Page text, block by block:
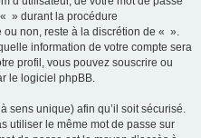
» durant la procédure
ou non, reste à la discrétion de « ».
information de votre compte sera
profil, vous pouvez souscrire ou
le logiciel phpBB.
sens unique) afin qu’il soit sécurisé.
utiliser le même mot de passe sur